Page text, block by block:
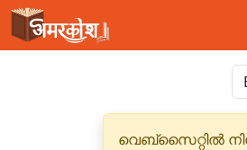
വെബ്‌സൈറ്റിൽ